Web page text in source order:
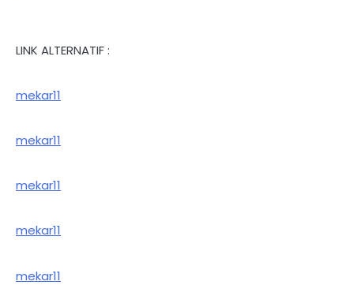
LINK ALTERNATIF :
mekar11
mekar11
mekar11
mekar11
mekar11